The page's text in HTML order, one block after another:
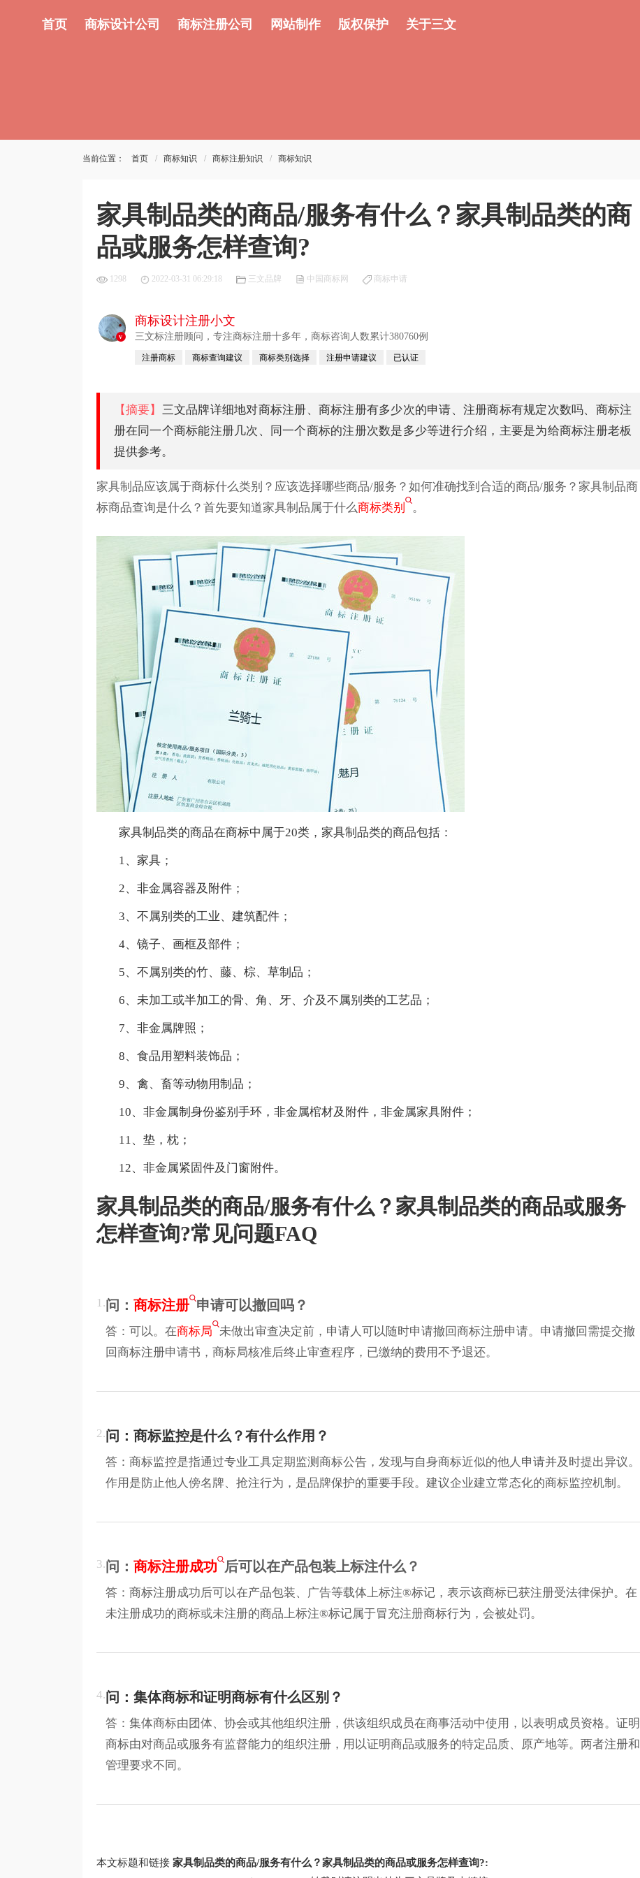
首页 商标设计公司 商标注册公司 网站制作 版权保护 关于三文
当前位置： 首页 商标知识 商标注册知识 商标知识
家具制品类的商品/服务有什么？家具制品类的商
品或服务怎样查询?
1298 2022-03-31 06:29:18 三文品牌 中国商标网 商标申请
v
商标设计注册小文
三文标注册顾问，专注商标注册十多年，商标咨询人数累计380760例
注册商标 商标查询建议 商标类别选择 注册申请建议 已认证
【摘要】 三文品牌详细地对商标注册、商标注册有多少次的申请、注册商标有规定次数吗、商标注
册在同一个商标能注册几次、同一个商标的注册次数是多少等进行介绍，主要是为给商标注册老板
提供参考。
家具制品应该属于商标什么类别？应该选择哪些商品/服务？如何准确找到合适的商品/服务？家具制品商
标商品查询是什么？首先要知道家具制品属于什么商标类别 。
家具制品类的商品在商标中属于20类，家具制品类的商品包括：
1、家具；
2、非金属容器及附件；
3、不属别类的工业、建筑配件；
4、镜子、画框及部件；
5、不属别类的竹、藤、棕、草制品；
6、未加工或半加工的骨、角、牙、介及不属别类的工艺品；
7、非金属牌照；
8、食品用塑料装饰品；
9、禽、畜等动物用制品；
10、非金属制身份鉴别手环，非金属棺材及附件，非金属家具附件；
11、垫，枕；
12、非金属紧固件及门窗附件。
家具制品类的商品/服务有什么？家具制品类的商品或服务
怎样查询?常见问题FAQ
1.问： 商标注册 申请可以撤回吗？
答：可以。在商标局 未做出审查决定前，申请人可以随时申请撤回商标注册申请。申请撤回需提交撤
回商标注册申请书，商标局核准后终止审查程序，已缴纳的费用不予退还。
2.问：商标监控是什么？有什么作用？
答：商标监控是指通过专业工具定期监测商标公告，发现与自身商标近似的他人申请并及时提出异议。
作用是防止他人傍名牌、抢注行为，是品牌保护的重要手段。建议企业建立常态化的商标监控机制。
3.问： 商标注册成功 后可以在产品包装上标注什么？
答：商标注册成功后可以在产品包装、广告等载体上标注®标记，表示该商标已获注册受法律保护。在
未注册成功的商标或未注册的商品上标注®标记属于冒充注册商标行为，会被处罚。
4.问：集体商标和证明商标有什么区别？
答：集体商标由团体、协会或其他组织注册，供该组织成员在商事活动中使用，以表明成员资格。证明
商标由对商品或服务有监督能力的组织注册，用以证明商品或服务的特定品质、原产地等。两者注册和
管理要求不同。
本文标题和链接 家具制品类的商品/服务有什么？家具制品类的商品或服务怎样查询?: